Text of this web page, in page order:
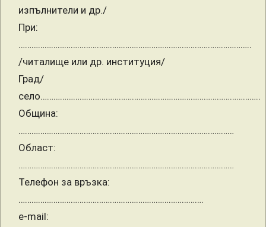
изпълнители и др./
При:
……………………………………………………………………………………………..
/читалище или др. институция/
Град/
село………………………………………………………………………………………..
Община:
………………………………………………………………………………………
Област:
………………………………………………………………………………………
Телефон за връзка:
………………………………………………………………………….
e-mail: